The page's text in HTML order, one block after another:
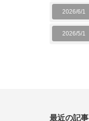
2026/6/1
2026/5/1
最近の記事